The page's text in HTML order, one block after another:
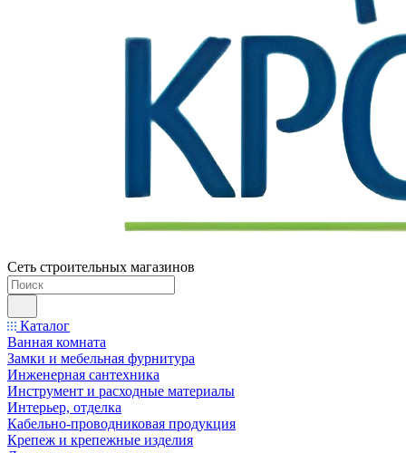
Сеть строительных магазинов
Каталог
Ванная комната
Замки и мебельная фурнитура
Инженерная сантехника
Инструмент и расходные материалы
Интерьер, отделка
Кабельно-проводниковая продукция
Крепеж и крепежные изделия